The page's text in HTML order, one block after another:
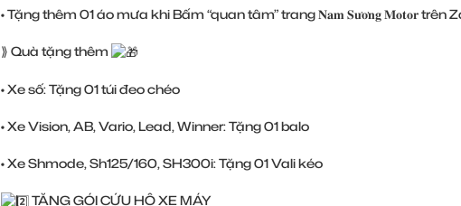
• Tặng thêm 01 áo mưa khi Bấm “quan tâm” trang 𝐍𝐚𝐦 𝐒𝐮̛𝐨̛𝐧𝐠 𝐌𝐨𝐭𝐨𝐫 trên
⟫ Quà tặng thêm
• Xe số: Tặng 01 túi đeo chéo
• Xe Vision, AB, Vario, Lead, Winner: Tặng 01 balo
• Xe Shmode, Sh125/160, SH300i: Tặng 01 Vali kéo
TẶNG GÓI CỨU HỘ XE MÁY